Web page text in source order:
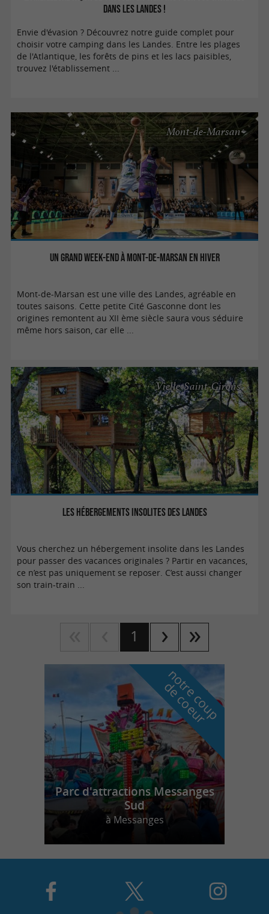
dans les Landes !
Envie d'évasion ? Découvrez notre guide complet pour
choisir votre camping dans les Landes. Entre les plages
de l'Atlantique, les forêts de pins et les lacs paisibles,
trouvez l'établissement ...
Un grand week-end à Mont-de-Marsan en hiver
Mont-de-Marsan
Mont-de-Marsan est une ville des Landes, agréable en
toutes saisons. Cette petite Cité Gasconne dont les
origines remontent au XII ème siècle saura vous séduire
même hors saison, car elle ...
Les hébergements insolites des Landes
Vielle-Saint-Girons
Vous cherchez un hébergement insolite dans les Landes
pour passer des vacances originales ? Partir en vacances,
ce n’est pas uniquement se reposer. C’est aussi changer
son train-train ...
1
n
o
t
r
e
c
o
u
p
d
e
c
o
e
u
r
Parc d'attractions Messanges
Sud
à Messanges